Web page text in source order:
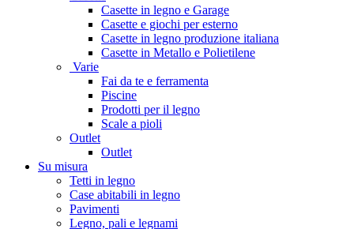
Casette in legno e Garage
Casette e giochi per esterno
Casette in legno produzione italiana
Casette in Metallo e Polietilene
Varie
Fai da te e ferramenta
Piscine
Prodotti per il legno
Scale a pioli
Outlet
Outlet
Su misura
Tetti in legno
Case abitabili in legno
Pavimenti
Legno, pali e legnami